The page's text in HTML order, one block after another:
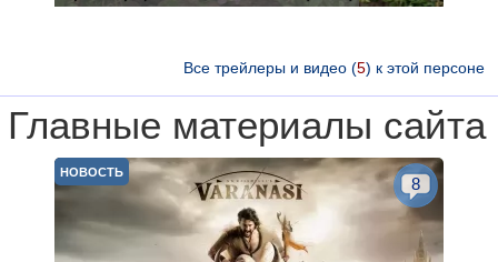
Все трейлеры и видео (5) к этой персоне
Главные материалы сайта
НОВОСТЬ
8